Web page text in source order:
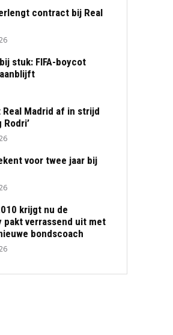
contract bij Real
stuk: FIFA-boycot
Madrid af in strijd
voor twee jaar bij
krijgt nu de
pakt verrassend uit met
bondscoach